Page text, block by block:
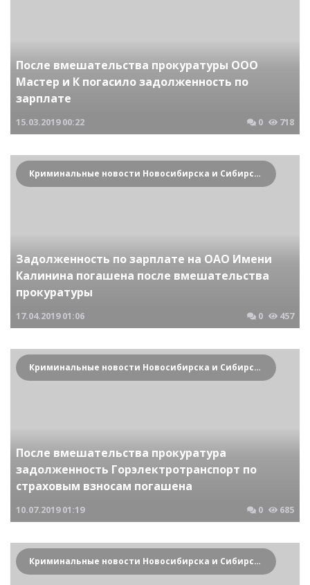
После вмешательства прокуратуры ООО
Мастер и К погасило задолженность по
зарплате
15.03.2019 00:22 0 718
Криминальные новости Новосибирска и Сибирского региона
Задолженность по зарплате на ОАО Имени
Калинина погашена после вмешательства
прокуратуры
17.04.2019 01:06 0 457
Криминальные новости Новосибирска и Сибирского региона
После вмешательства прокуратура
задолженность Горэлектротранспорт по
страховым взносам погашена
10.07.2019 01:19 0 685
Криминальные новости Новосибирска и Сибирского региона